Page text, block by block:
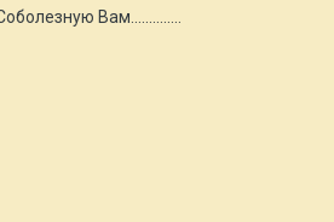
Вам..............